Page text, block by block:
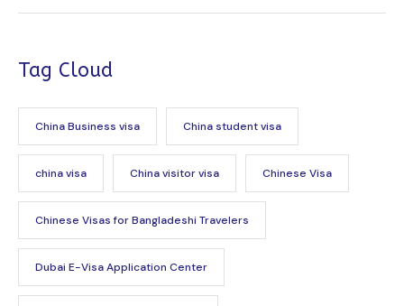
Tag Cloud
China Business visa China student visa
china visa China visitor visa Chinese Visa
Chinese Visas for Bangladeshi Travelers
Dubai E-Visa Application Center